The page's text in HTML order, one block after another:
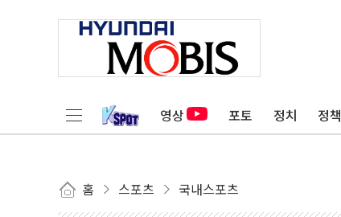
영상 포토 정치 정
홈 스포츠 국내스포츠